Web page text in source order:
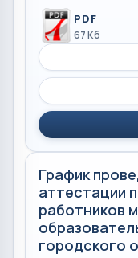
PDF
67 Кб
График
аттестации
работников
городского